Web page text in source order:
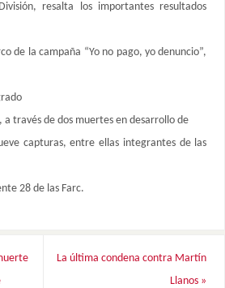
resalta los importantes resultados
de la campaña “Yo no pago, yo denuncio”,
través de dos muertes en desarrollo de
capturas, entre ellas integrantes de las
28 de las Farc.
La última condena contra Martín
Llanos »